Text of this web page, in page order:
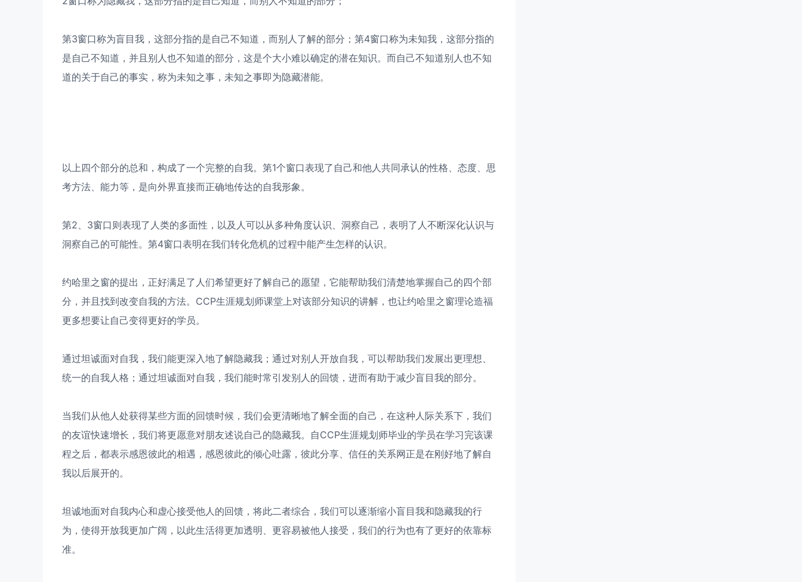
第3窗口称为盲目我，这部分指的是自己不知道，而别人了解的部分；第4窗口称为未知我，这部分指的
是自己不知道，并且别人也不知道的部分，这是个大小难以确定的潜在知识。而自己不知道别人也不知
道的关于自己的事实，称为未知之事，未知之事即为隐藏潜能。
以上四个部分的总和，构成了一个完整的自我。第1个窗口表现了自己和他人共同承认的性格、态度、思
考方法、能力等，是向外界直接而正确地传达的自我形象。
第2、3窗口则表现了人类的多面性，以及人可以从多种角度认识、洞察自己，表明了人不断深化认识与
洞察自己的可能性。第4窗口表明在我们转化危机的过程中能产生怎样的认识。
约哈里之窗的提出，正好满足了人们希望更好了解自己的愿望，它能帮助我们清楚地掌握自己的四个部
分，并且找到改变自我的方法。CCP生涯规划师课堂上对该部分知识的讲解，也让约哈里之窗理论造福
更多想要让自己变得更好的学员。
通过坦诚面对自我，我们能更深入地了解隐藏我；通过对别人开放自我，可以帮助我们发展出更理想、
统一的自我人格；通过坦诚面对自我，我们能时常引发别人的回馈，进而有助于减少盲目我的部分。
当我们从他人处获得某些方面的回馈时候，我们会更清晰地了解全面的自己，在这种人际关系下，我们
的友谊快速增长，我们将更愿意对朋友述说自己的隐藏我。自CCP生涯规划师毕业的学员在学习完该课
程之后，都表示感恩彼此的相遇，感恩彼此的倾心吐露，彼此分享、信任的关系网正是在刚好地了解自
我以后展开的。
坦诚地面对自我内心和虚心接受他人的回馈，将此二者综合，我们可以逐渐缩小盲目我和隐藏我的行
为，使得开放我更加广阔，以此生活得更加透明、更容易被他人接受，我们的行为也有了更好的依靠标
准。